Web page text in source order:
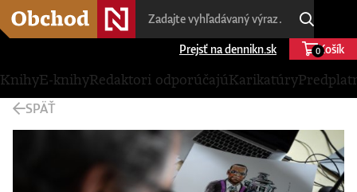
Prejsť na dennikn.sk Košík
0
KnihyE-knihyRedaktori odporúčajúKarikatúry
SPÄŤ